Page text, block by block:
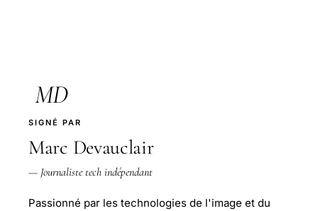
MD
SIGNÉ PAR
Marc Devauclair
— Journaliste tech indépendant
Passionné par les technologies de l'image et du